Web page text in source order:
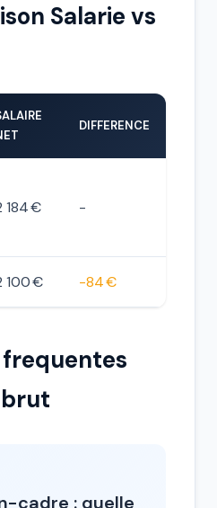
Salarie vs
DIFFERENCE
184 € -
100 € -84 €
frequentes
cadre : quelle